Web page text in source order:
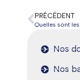
PRÉCÉDENT
Nos
Nos